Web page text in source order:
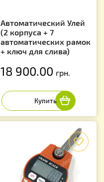
Автоматический Улей
(2 корпуса + 7
автоматических рамок
+ ключ для слива)
18 900.00 грн.